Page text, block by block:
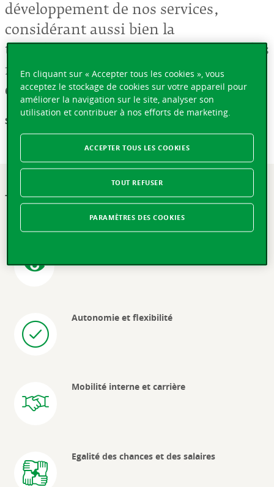
développement de nos services,
considérant aussi bien la
transformation numérique au sein des
ménages que la digitalisation des
entreprises.
Stanislas Bressange, Chief Transformation Officer
Travailler à la Vaudoise
Autonomie et flexibilité
Mobilité interne et carrière
Egalité des chances et des salaires
En cliquant sur « Accepter tous les cookies », vous
acceptez le stockage de cookies sur votre appareil pour
améliorer la navigation sur le site, analyser son
utilisation et contribuer à nos efforts de marketing.
TOUT REFUSER
ACCEPTER TOUS LES COOKIES
PARAMÈTRES DES COOKIES